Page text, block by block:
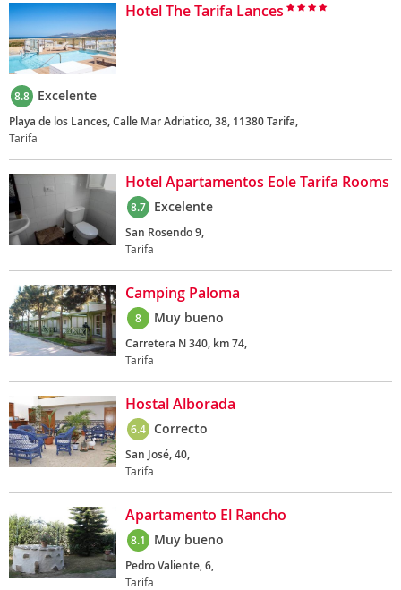
Hotel The Tarifa Lances
8.8 Excelente
Playa de los Lances, Calle Mar Adriatico, 38, 11380 Tarifa,
Tarifa
Hotel Apartamentos Eole Tarifa Rooms
8.7 Excelente
San Rosendo 9,
Tarifa
Camping Paloma
8 Muy bueno
Carretera N 340, km 74,
Tarifa
Hostal Alborada
6.4 Correcto
San José, 40,
Tarifa
Apartamento El Rancho
8.1 Muy bueno
Pedro Valiente, 6,
Tarifa